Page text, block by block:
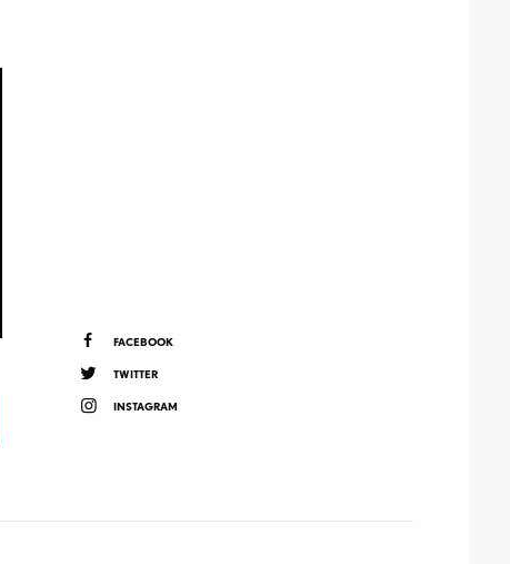
FACEBOOK
TWITTER
INSTAGRAM